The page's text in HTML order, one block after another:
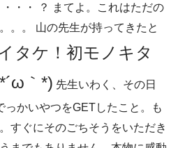
・・ ？ まてよ。これはただの
。。 山の先生が持ってきたと
タケ！初モノキタ
｀*) 先生いわく、その日
っかいやつをGETしたこと。も
すぐにそのごちそうをいただき